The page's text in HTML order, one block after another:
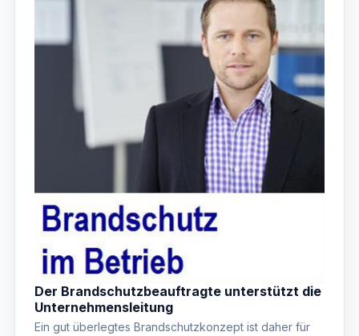
Der Brandschutzbeauftragte unterstützt die
Unternehmensleitung
Ein gut überlegtes Brandschutzkonzept ist daher für